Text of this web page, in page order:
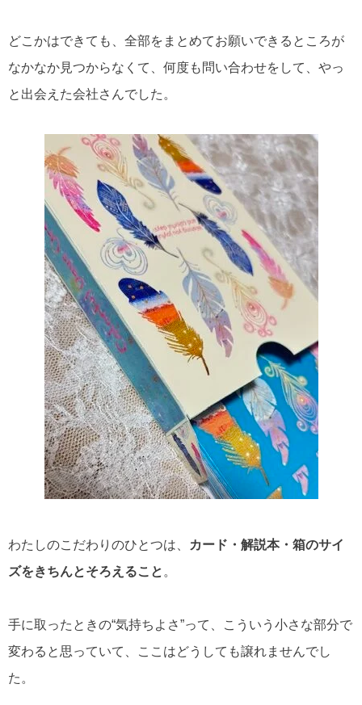
どこかはできても、全部をまとめてお願いできるところが
なかなか見つからなくて、何度も問い合わせをして、やっ
と出会えた会社さんでした。
わたしのこだわりのひとつは、
カード・解説本・箱のサイ
ズをきちんとそろえること 。
手に取ったときの“気持ちよさ”って、こういう小さな部分で
変わると思っていて、ここはどうしても譲れませんでし
た。